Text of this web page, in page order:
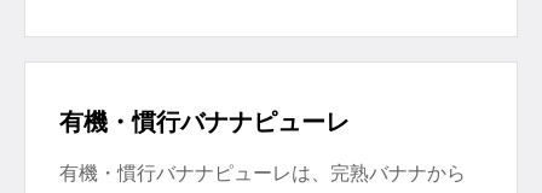
有機・慣行バナナピューレ
有機・慣行バナナピューレは、完熟バナナから